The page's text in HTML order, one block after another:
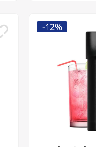
-12%